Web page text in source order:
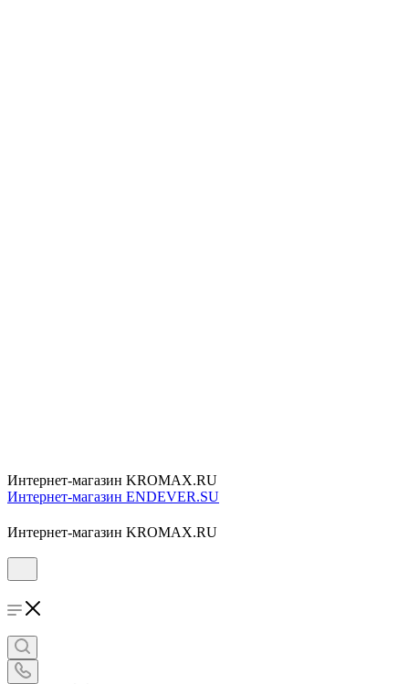
Интернет-магазин KROMAX.RU
Интернет-магазин ENDEVER.SU
Интернет-магазин KROMAX.RU